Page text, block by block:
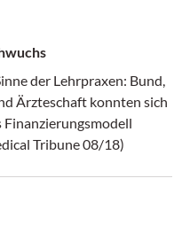
der Lehrpraxen: Bund,
Ärzteschaft konnten sich
Finanzierungsmodell
Tribune 08/18)